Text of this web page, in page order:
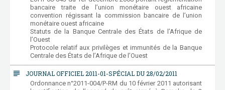
bancaire traite de l’union monétaire ouest africaine
convention régissant la commission bancaire de l’union
monétaire ouest africaine
Statuts de la Banque Centrale des États de l’Afrique de
l’Ouest
Protocole relatif aux privilèges et immunités de la Banque
Centrale des États de l’Afrique de l’Ouest
subject JOURNAL OFFICIEL 2011-01-SPÉCIAL DU 28/02/2011
Ordonnance n°2011-004/P-RM du 10 février 2011 autorisant